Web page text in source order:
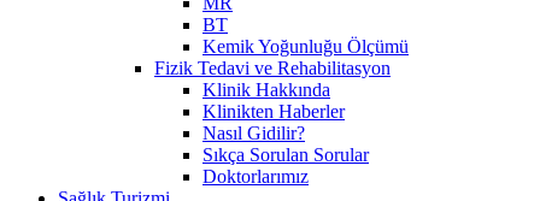
BT
Kemik Yoğunluğu Ölçümü
Fizik Tedavi ve Rehabilitasyon
Klinik Hakkında
Klinikten Haberler
Nasıl Gidilir?
Sıkça Sorulan Sorular
Doktorlarımız